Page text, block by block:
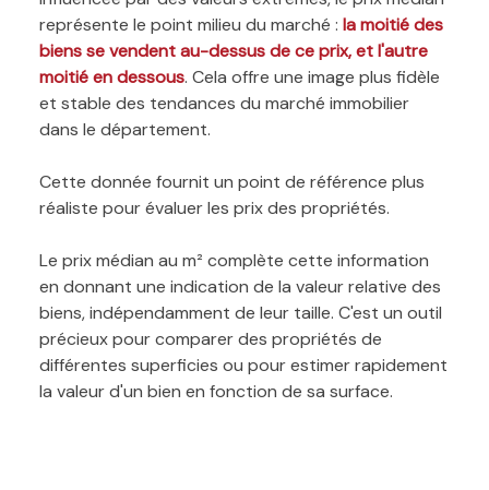
représente le point milieu du marché : la moitié des
biens se vendent au-dessus de ce prix, et l'autre
moitié en dessous. Cela offre une image plus fidèle
et stable des tendances du marché immobilier
dans le département.
Cette donnée fournit un point de référence plus
réaliste pour évaluer les prix des propriétés.
Le prix médian au m² complète cette information
en donnant une indication de la valeur relative des
biens, indépendamment de leur taille. C'est un outil
précieux pour comparer des propriétés de
différentes superficies ou pour estimer rapidement
la valeur d'un bien en fonction de sa surface.